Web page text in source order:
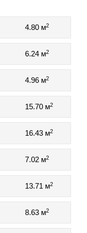
4.80 м2
6.24 м2
4.96 м2
15.70 м2
16.43 м2
7.02 м2
13.71 м2
8.63 м2